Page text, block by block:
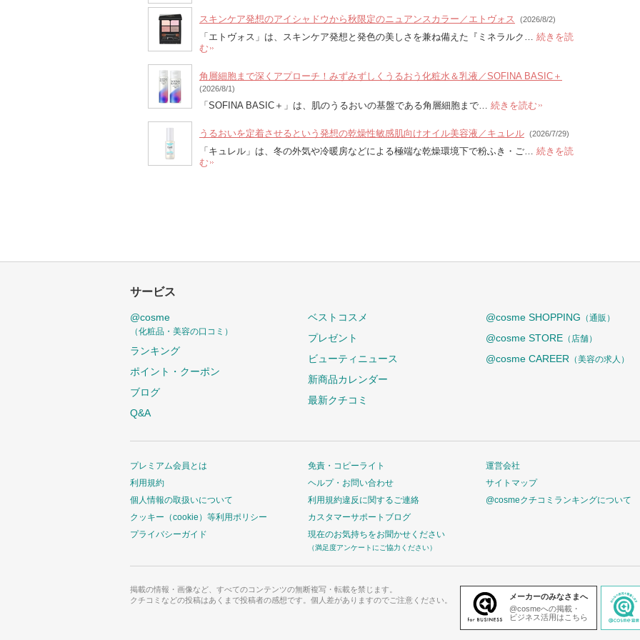
スキンケア発想のアイシャドウから秋限定のニュアンスカラー／エトヴォス (2026/8/2)
「エトヴォス」は、スキンケア発想と発色の美しさを兼ね備えた『ミネラルク… 続きを読
む
角層細胞まで深くアプローチ！みずみずしくうるおう化粧水＆乳液／SOFINA BASIC＋
(2026/8/1)
「SOFINA BASIC＋」は、肌のうるおいの基盤である角層細胞まで… 続きを読む
うるおいを定着させるという発想の乾燥性敏感肌向けオイル美容液／キュレル (2026/7/29)
「キュレル」は、冬の外気や冷暖房などによる極端な乾燥環境下で粉ふき・ご… 続きを読
む
サービス
@cosme
（化粧品・美容の口コミ）
ランキング
ポイント・クーポン
ブログ
Q&A
ベストコスメ
プレゼント
ビューティニュース
新商品カレンダー
最新クチコミ
@cosme SHOPPING （通販）
@cosme STORE （店舗）
@cosme CAREER （美容の求人）
プレミアム会員とは
利用規約
個人情報の取扱いについて
クッキー（cookie）等利用ポリシー
プライバシーガイド
免責・コピーライト
ヘルプ・お問い合わせ
利用規約違反に関するご連絡
カスタマーサポートブログ
現在のお気持ちをお聞かせください
（満足度アンケートにご協力ください）
運営会社
サイトマップ
@cosmeクチコミランキングについて
掲載の情報・画像など、すべてのコンテンツの無断複写・転載を禁じます。
クチコミなどの投稿はあくまで投稿者の感想です。個人差がありますのでご注意ください。
メーカーのみなさまへ
@cosmeへの掲載・
ビジネス活用はこちら